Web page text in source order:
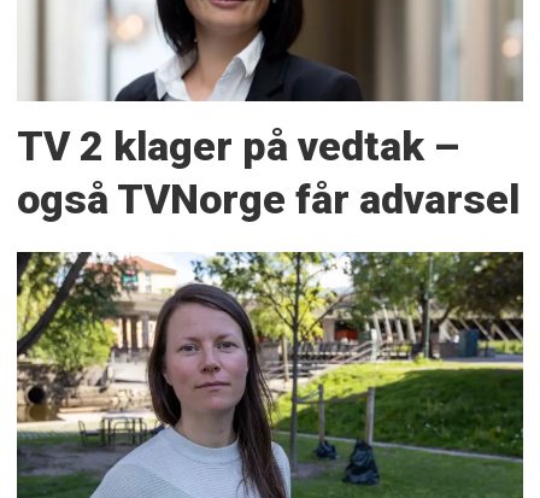
TV 2 klager på vedtak –
også TVNorge får advarsel